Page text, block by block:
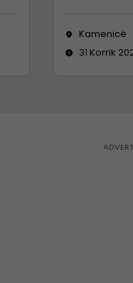
Kamenicë
31 Korrik